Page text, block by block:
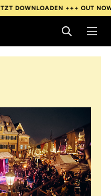
+++OUT NOW:
+++